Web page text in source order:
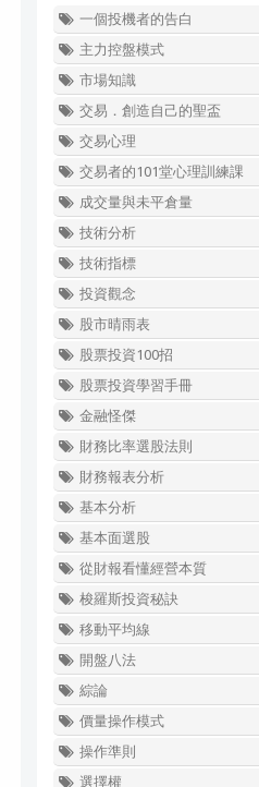
一個投機者的告白
主力控盤模式
市場知識
交易．創造自己的聖盃
交易心理
交易者的101堂心理訓練課
成交量與未平倉量
技術分析
技術指標
投資觀念
股市晴雨表
股票投資100招
股票投資學習手冊
金融怪傑
財務比率選股法則
財務報表分析
基本分析
基本面選股
從財報看懂經營本質
梭羅斯投資秘訣
移動平均線
開盤八法
綜論
價量操作模式
操作準則
選擇權